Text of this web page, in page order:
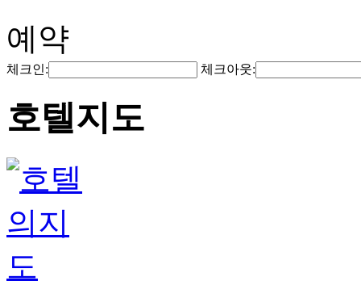
예약
체크인: 체크아웃:
호텔지도